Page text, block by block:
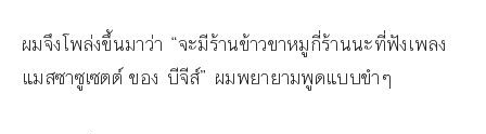
ผมจึงโพล่งขึ้นมาว่า “จะมีร้านข้าวขาหมูกี่ร้านนะที่ฟังเพลง
แมสซาซูเซตต์ ของ บีจีส์” ผมพยายามพูดแบบขำๆ